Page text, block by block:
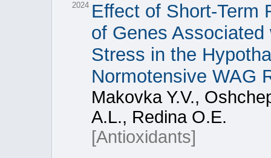
2024 Effect of Short-Term
of Genes
Stress in the
Normotensive WAG
Makovka Y.V.,
A.L., Redina O.E.
[Antioxidants]